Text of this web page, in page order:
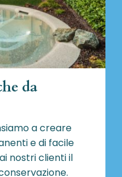
da
a creare
e di facile
nostri clienti il